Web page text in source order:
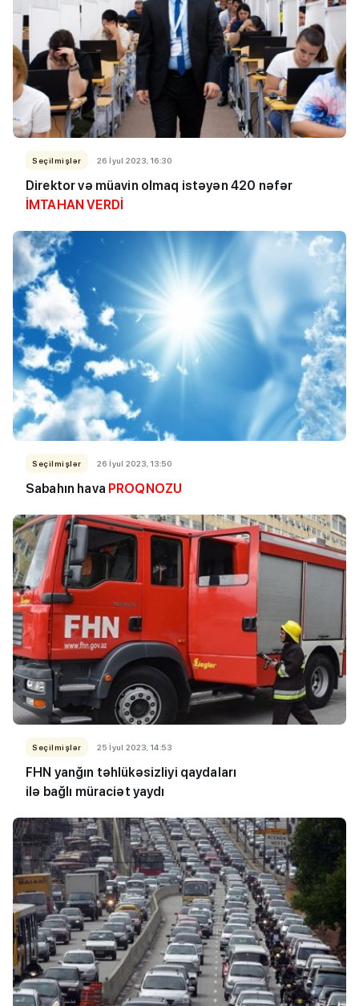
Seçilmişlər 26 İyul 2023, 16:30
Direktor və müavin olmaq istəyən 420 nəfər
İMTAHAN VERDİ
Seçilmişlər 26 İyul 2023, 13:50
Sabahın hava PROQNOZU
Seçilmişlər 25 İyul 2023, 14:53
FHN yanğın təhlükəsizliyi qaydaları
ilə bağlı müraciət yaydı